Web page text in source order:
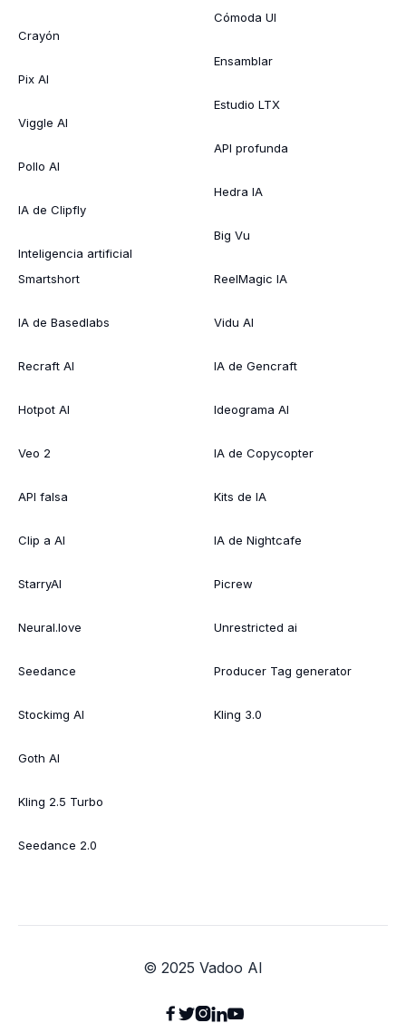
Crayón
Pix AI
Viggle AI
Pollo AI
IA de Clipfly
Inteligencia artificial
Smartshort
IA de Basedlabs
Recraft AI
Hotpot AI
Veo 2
API falsa
Clip a AI
StarryAI
Neural.love
Seedance
Stockimg AI
Goth AI
Kling 2.5 Turbo
Seedance 2.0
Cómoda UI
Ensamblar
Estudio LTX
API profunda
Hedra IA
Big Vu
ReelMagic IA
Vidu AI
IA de Gencraft
Ideograma AI
IA de Copycopter
Kits de IA
IA de Nightcafe
Picrew
Unrestricted ai
Producer Tag generator
Kling 3.0
© 2025 Vadoo AI
 